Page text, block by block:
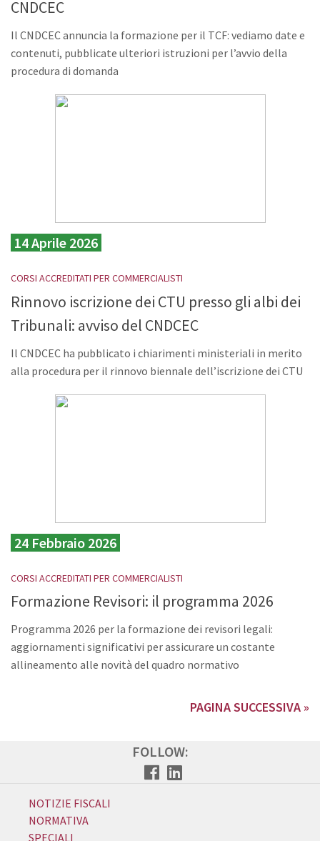
CNDCEC
Il CNDCEC annuncia la formazione per il TCF: vediamo date e
contenuti, pubblicate ulteriori istruzioni per l’avvio della
procedura di domanda
14 Aprile 2026
CORSI ACCREDITATI PER COMMERCIALISTI
Rinnovo iscrizione dei CTU presso gli albi dei
Tribunali: avviso del CNDCEC
Il CNDCEC ha pubblicato i chiarimenti ministeriali in merito
alla procedura per il rinnovo biennale dell’iscrizione dei CTU
24 Febbraio 2026
CORSI ACCREDITATI PER COMMERCIALISTI
Formazione Revisori: il programma 2026
Programma 2026 per la formazione dei revisori legali:
aggiornamenti significativi per assicurare un costante
allineamento alle novità del quadro normativo
PAGINA SUCCESSIVA »
FOLLOW:
NOTIZIE FISCALI
NORMATIVA
SPECIALI